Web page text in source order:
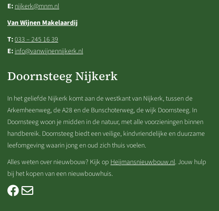
E:nijkerk@mnm.nl
Van Wijnen Makelaardij
T:033 – 245 16 39
E:info@vanwijnennijkerk.nl
Doornsteeg Nijkerk
In het geliefde Nijkerk komt aan de westkant van Nijkerk, tussen de
Arkemheenweg, de A28 en de Bunschoterweg, de wijk Doornsteeg. In
Doornsteeg woon je midden in de natuur, met alle voorzieningen binnen
handbereik. Doornsteeg biedt een veilige, kindvriendelijke en duurzame
leefomgeving waarin jong en oud zich thuis voelen.
Alles weten over nieuwbouw? Kijk op Heijmansnieuwbouw.nl. Jouw hulp
bij het kopen van een nieuwbouwhuis.